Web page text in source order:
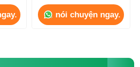
nói chuyện ngay.